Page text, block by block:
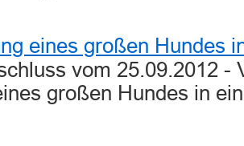
eines großen Hundes
vom 25.09.2012 -
großen Hundes in